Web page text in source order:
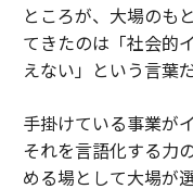
ところが、大場のも
てきたのは「社会的
えない」という言葉
手掛けている事業が
それを言語化する力
める場として大場が